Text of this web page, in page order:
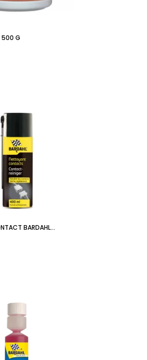
Ajouter au panier
500 G
Ajouter au panier
BARDAHL...